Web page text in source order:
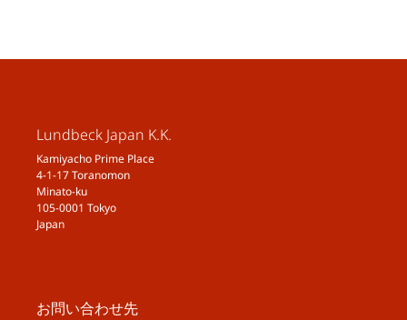
Lundbeck Japan K.K.
Kamiyacho Prime Place
4-1-17 Toranomon
Minato-ku
105-0001 Tokyo
Japan
お問い合わせ先